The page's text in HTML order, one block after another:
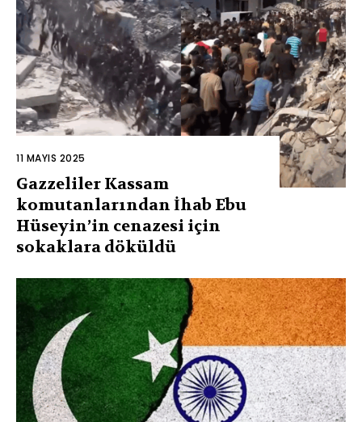
11 MAYIS 2025
Gazzeliler Kassam
komutanlarından İhab Ebu
Hüseyin’in cenazesi için
sokaklara döküldü